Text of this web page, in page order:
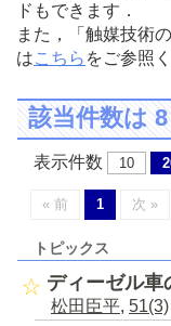
ドもできます．
また，「触媒技術
はこちら をご参照
該当件数は
表示件数 10
« 前 1 次 »
トピックス
ディーゼル車
松田臣平, 51(3)